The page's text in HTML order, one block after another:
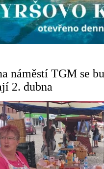
náměstí TGM se
2. dubna